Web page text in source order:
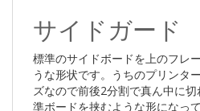
サイドガード
標準のサイドボードを上のフレ
うな形状です。うちのプリンタ
ズなので前後2分割で真ん中に
準ボードを挟むような形になっ